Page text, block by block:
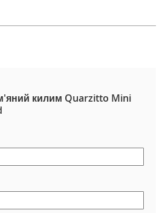
килим Quarzitto Mini